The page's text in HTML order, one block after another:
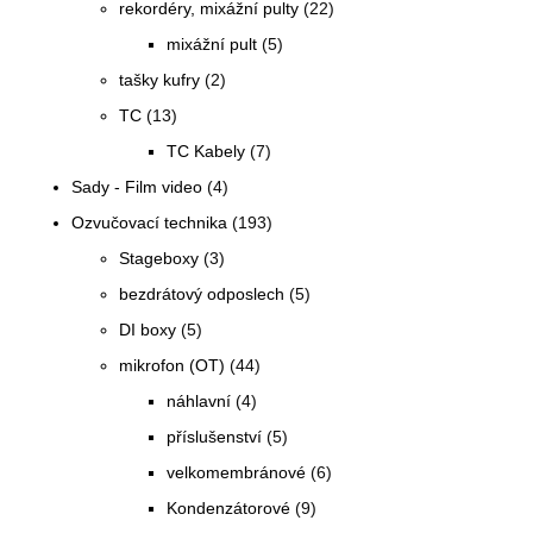
rekordéry, mixážní pulty (22)
mixážní pult (5)
tašky kufry (2)
TC (13)
TC Kabely (7)
Sady - Film video (4)
Ozvučovací technika (193)
Stageboxy (3)
bezdrátový odposlech (5)
DI boxy (5)
mikrofon (OT) (44)
náhlavní (4)
příslušenství (5)
velkomembránové (6)
Kondenzátorové (9)